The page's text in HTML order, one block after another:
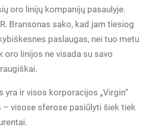
oro linijų kompanijų pasaulyje.
Bransonas sako, kad jam tiesiog
paslaugas, nei tuo metu
oro linijos ne visada su savo
yra ir visos korporacijos „Virgin“
– visose sferose pasiūlyti šiek tiek